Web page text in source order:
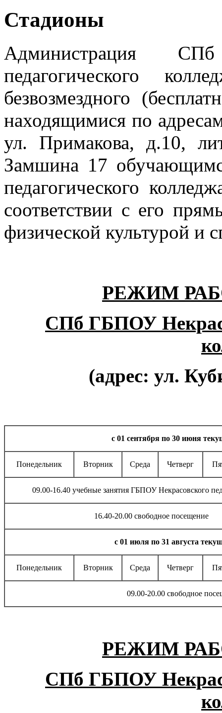
Стадионы
Администрация
педагогического
безвозмездного
находящимися по
ул. Примакова, д.10,
Замшина 17
педагогического
соответствии с его
физической культурой и
РЕЖИМ
СПб ГБПОУ
(адрес: ул.
с 01 сентября по 30 июня
Понедельник Вторник Среда Четверг
09.00-16.40 учебные занятия ГБПОУ Некрасовского
16.40-20.00 свободное посещение
с 01 июля по 31 августа
Понедельник Вторник Среда Четверг
09.00-20.00 свободное
РЕЖИМ
СПб ГБПОУ